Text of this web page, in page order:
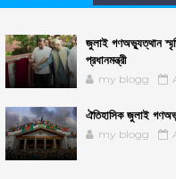
জুলাই গণঅভ্যুত্থান
প্রধানমন্ত্রী
my blogg
ঐতিহাসিক জুলাই
my blogg